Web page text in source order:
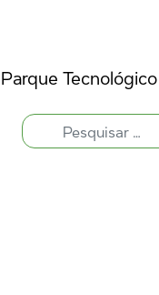
Parque Tecnológico